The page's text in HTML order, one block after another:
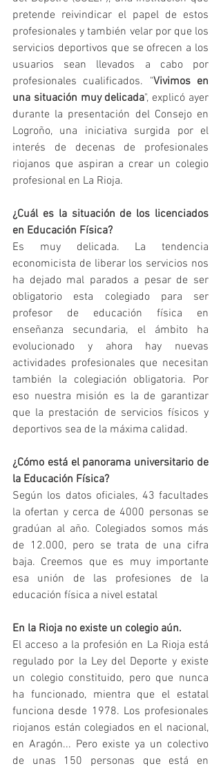
pretende reivindicar el papel de estos
profesionales y también velar por que los
servicios deportivos que se ofrecen a los
usuarios sean llevados a cabo por
profesionales cualificados. "Vivimos en
una situación muy delicada", explicó ayer
durante la presentación del Consejo en
Logroño, una iniciativa surgida por el
interés de decenas de profesionales
riojanos que aspiran a crear un colegio
profesional en La Rioja.
¿Cuál es la situación de los licenciados
en Educación Física?
Es muy delicada. La tendencia
economicista de liberar los servicios nos
ha dejado mal parados a pesar de ser
obligatorio esta colegiado para ser
profesor de educación física en
enseñanza secundaria, el ámbito ha
evolucionado y ahora hay nuevas
actividades profesionales que necesitan
también la colegiación obligatoria. Por
eso nuestra misión es la de garantizar
que la prestación de servicios físicos y
deportivos sea de la máxima calidad.
¿Cómo está el panorama universitario de
la Educación Física?
Según los datos oficiales, 43 facultades
la ofertan y cerca de 4000 personas se
gradúan al año. Colegiados somos más
de 12.000, pero se trata de una cifra
baja. Creemos que es muy importante
esa unión de las profesiones de la
educación física a nivel estatal
En la Rioja no existe un colegio aún.
El acceso a la profesión en La Rioja está
regulado por la Ley del Deporte y existe
un colegio constituido, pero que nunca
ha funcionado, mientra que el estatal
funciona desde 1978. Los profesionales
riojanos están colegiados en el nacional,
en Aragón... Pero existe ya un colectivo
de unas 150 personas que está en